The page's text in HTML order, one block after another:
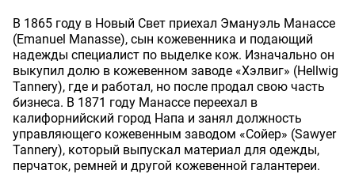
В 1865 году в Новый Свет приехал Эмануэль Манассе
(Emanuel Manasse), сын кожевенника и подающий
надежды специалист по выделке кож. Изначально он
выкупил долю в кожевенном заводе «Хэлвиг» (Hellwig
Tannery), где и работал, но после продал свою часть
бизнеса. В 1871 году Манассе переехал в
калифорнийский город Напа и занял должность
управляющего кожевенным заводом «Сойер» (Sawyer
Tannery), который выпускал материал для одежды,
перчаток, ремней и другой кожевенной галантереи.